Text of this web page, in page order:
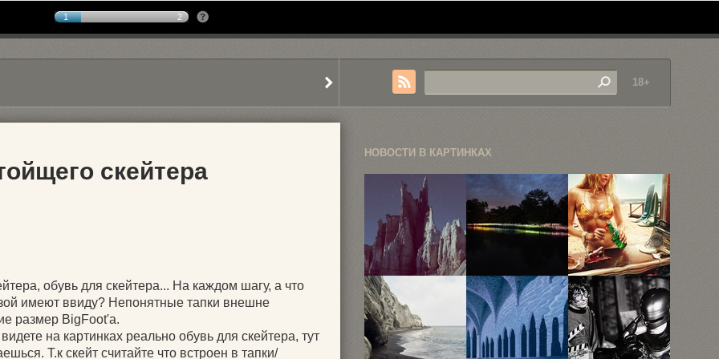
1 2
18+
скейтера
обувь для скейтера... На каждом шагу, а что
имеют ввиду? Непонятные тапки внешне
размер BigFoot'a.
на картинках реально обувь для скейтера, тут
Т.к скейт считайте что встроен в тапки/
НОВОСТИ В КАРТИНКАХ
Неизведанные
локации в
фотокарточках
Рубена ...
«Поле света»
—
инсталляция
Брюса ...
Рекламная
фотография
Жана Ива
Лемуаня